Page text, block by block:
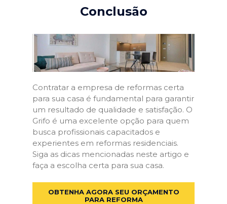
Conclusão
Contratar a empresa de reformas certa
para sua casa é fundamental para garantir
um resultado de qualidade e satisfação. O
Grifo é uma excelente opção para quem
busca profissionais capacitados e
experientes em reformas residenciais.
Siga as dicas mencionadas neste artigo e
faça a escolha certa para sua casa.
OBTENHA AGORA SEU ORÇAMENTO
PARA REFORMA